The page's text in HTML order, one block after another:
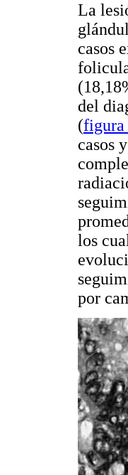
La
casos
del
(figura
casos
los
por